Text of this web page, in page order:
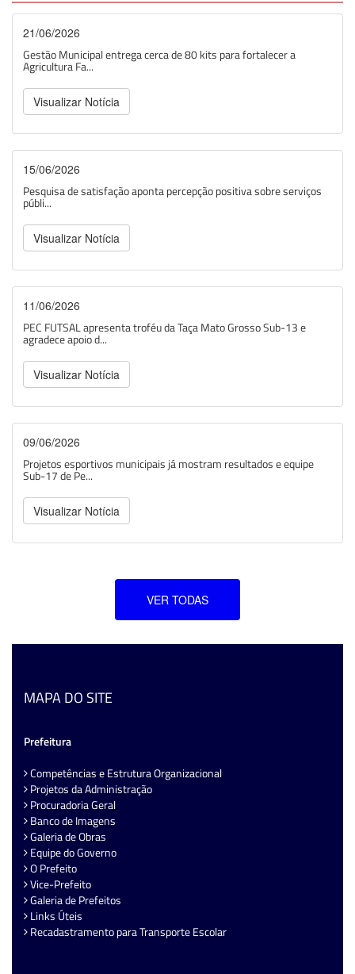
21/06/2026
Gestão Municipal entrega cerca de 80 kits para fortalecer a
Agricultura Fa...
Visualizar Notícia
15/06/2026
Pesquisa de satisfação aponta percepção positiva sobre serviços
públi...
Visualizar Notícia
11/06/2026
PEC FUTSAL apresenta troféu da Taça Mato Grosso Sub-13 e
agradece apoio d...
Visualizar Notícia
09/06/2026
Projetos esportivos municipais já mostram resultados e equipe
Sub-17 de Pe...
Visualizar Notícia
VER TODAS
MAPA DO SITE
Prefeitura
Competências e Estrutura Organizacional
Projetos da Administração
Procuradoria Geral
Banco de Imagens
Galeria de Obras
Equipe do Governo
O Prefeito
Vice-Prefeito
Galeria de Prefeitos
Links Úteis
Recadastramento para Transporte Escolar